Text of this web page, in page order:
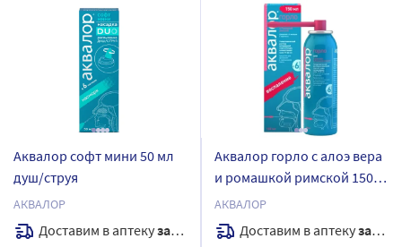
Аквалор софт мини 50 мл
душ/струя
АКВАЛОР
Доставим в аптекузавтра
Аквалор горло с алоэ вера
и ромашкой римской 150
мл
АКВАЛОР
Доставим в аптекузавтра